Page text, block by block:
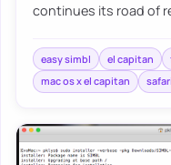
continues its road of
easy simbl el capitan
mac os x el capitan
safari